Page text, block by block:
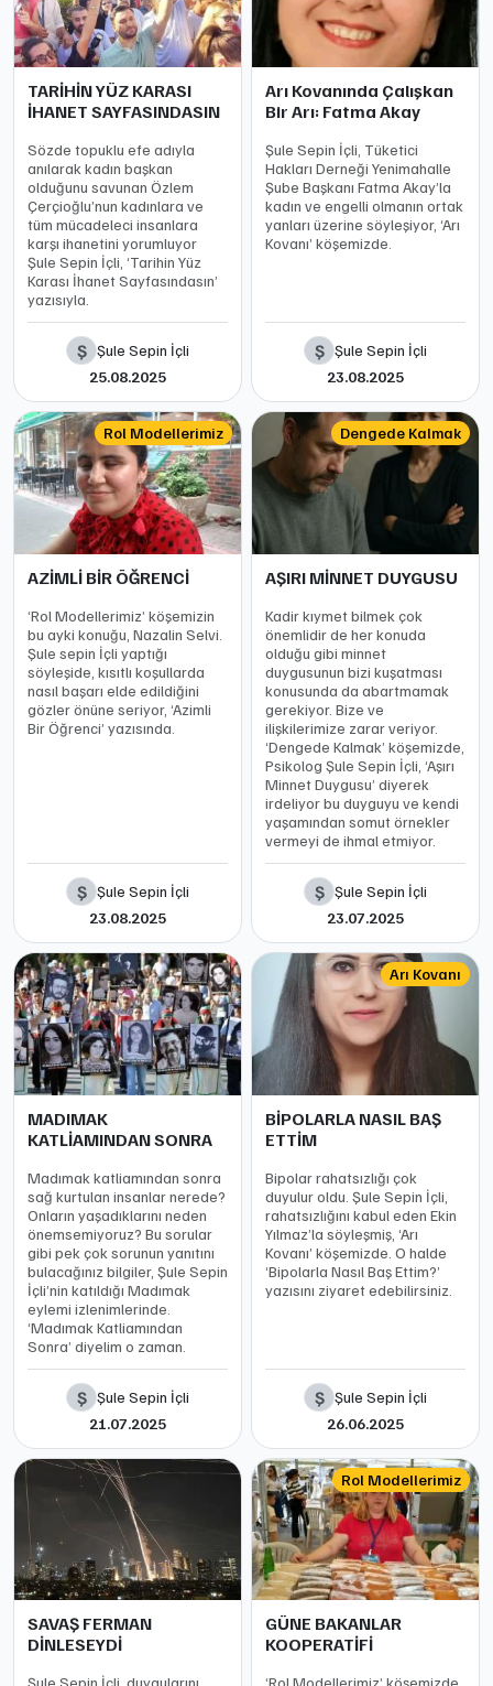
TARİHİN YÜZ KARASI
İHANET SAYFASINDASIN
Sözde topuklu efe adıyla
anılarak kadın başkan
olduğunu savunan Özlem
Çerçioğlu’nun kadınlara ve
tüm mücadeleci insanlara
karşı ihanetini yorumluyor
Şule Sepin İçli, ‘Tarihin Yüz
Karası İhanet Sayfasındasın’
yazısıyla.
Ş Şule Sepin İçli
25.08.2025
Arı Kovanında Çalışkan
Bir Arı: Fatma Akay
Şule Sepin İçli, Tüketici
Hakları Derneği Yenimahalle
Şube Başkanı Fatma Akay’la
kadın ve engelli olmanın ortak
yanları üzerine söyleşiyor, ‘Arı
Kovanı’ köşemizde.
Ş Şule Sepin İçli
23.08.2025
Rol Modellerimiz
AZİMLİ BİR ÖĞRENCİ
‘Rol Modellerimiz’ köşemizin
bu ayki konuğu, Nazalin Selvi.
Şule sepin İçli yaptığı
söyleşide, kısıtlı koşullarda
nasıl başarı elde edildiğini
gözler önüne seriyor, ‘Azimli
Bir Öğrenci’ yazısında.
Ş Şule Sepin İçli
23.08.2025
Dengede Kalmak
AŞIRI MİNNET DUYGUSU
Kadir kıymet bilmek çok
önemlidir de her konuda
olduğu gibi minnet
duygusunun bizi kuşatması
konusunda da abartmamak
gerekiyor. Bize ve
ilişkilerimize zarar veriyor.
‘Dengede Kalmak’ köşemizde,
Psikolog Şule Sepin İçli, ‘Aşırı
Minnet Duygusu’ diyerek
irdeliyor bu duyguyu ve kendi
yaşamından somut örnekler
vermeyi de ihmal etmiyor.
Ş Şule Sepin İçli
23.07.2025
MADIMAK
KATLİAMINDAN SONRA
Madımak katliamından sonra
sağ kurtulan insanlar nerede?
Onların yaşadıklarını neden
önemsemiyoruz? Bu sorular
gibi pek çok sorunun yanıtını
bulacağınız bilgiler, Şule Sepin
İçli’nin katıldığı Madımak
eylemi izlenimlerinde.
‘Madımak Katliamından
Sonra’ diyelim o zaman.
Ş Şule Sepin İçli
21.07.2025
Arı Kovanı
BİPOLARLA NASIL BAŞ
ETTİM
Bipolar rahatsızlığı çok
duyulur oldu. Şule Sepin İçli,
rahatsızlığını kabul eden Ekin
Yılmaz’la söyleşmiş, ‘Arı
Kovanı’ köşemizde. O halde
‘Bipolarla Nasıl Baş Ettim?’
yazısını ziyaret edebilirsiniz.
Ş Şule Sepin İçli
26.06.2025
SAVAŞ FERMAN
DİNLESEYDİ
Rol Modellerimiz
GÜNE BAKANLAR
KOOPERATİFİ